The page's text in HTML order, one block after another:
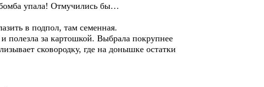
упала! Отмучились бы…
в подпол, там семенная.
полезла за картошкой. Выбрала покрупнее
сковородку, где на донышке остатки